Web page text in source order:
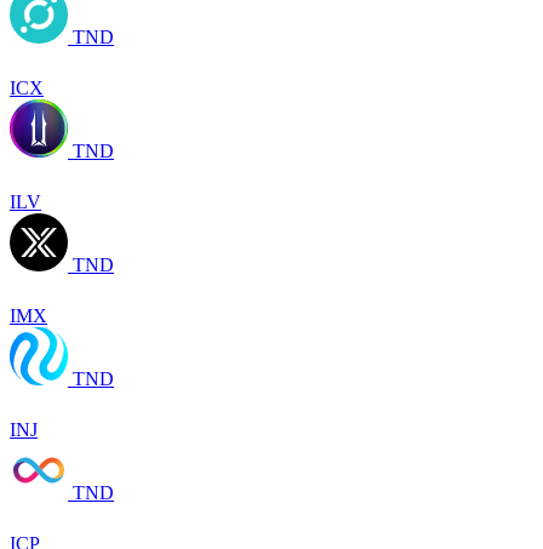
TND
ICX
TND
ILV
TND
IMX
TND
INJ
TND
ICP